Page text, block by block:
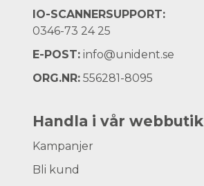
IO-SCANNERSUPPORT:
0346-73 24 25
E-POST: info@unident.se
ORG.NR: 556281-8095
Handla i vår webbutik
Kampanjer
Bli kund